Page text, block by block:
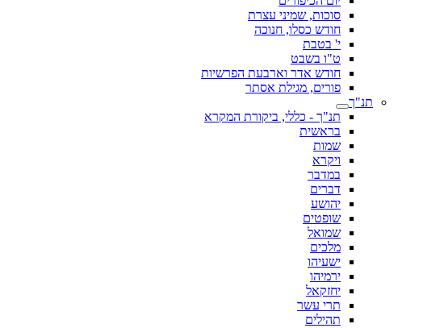
סוכות, שמיני עצרת
חודש כסלו, חנוכה
י' בטבת
ט"ו בשבט
חודש אדר וארבעת הפרשיות
פורים, מגילת אסתר
תנ"ך
תנ"ך - כללי, ביקורת המקרא
בראשית
שמות
ויקרא
במדבר
דברים
יהושע
שופטים
שמואל
מלכים
ישעיהו
ירמיהו
יחזקאל
תרי עשר
תהילים